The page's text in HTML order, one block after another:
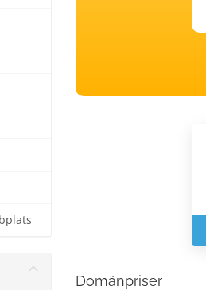
Domänpriser